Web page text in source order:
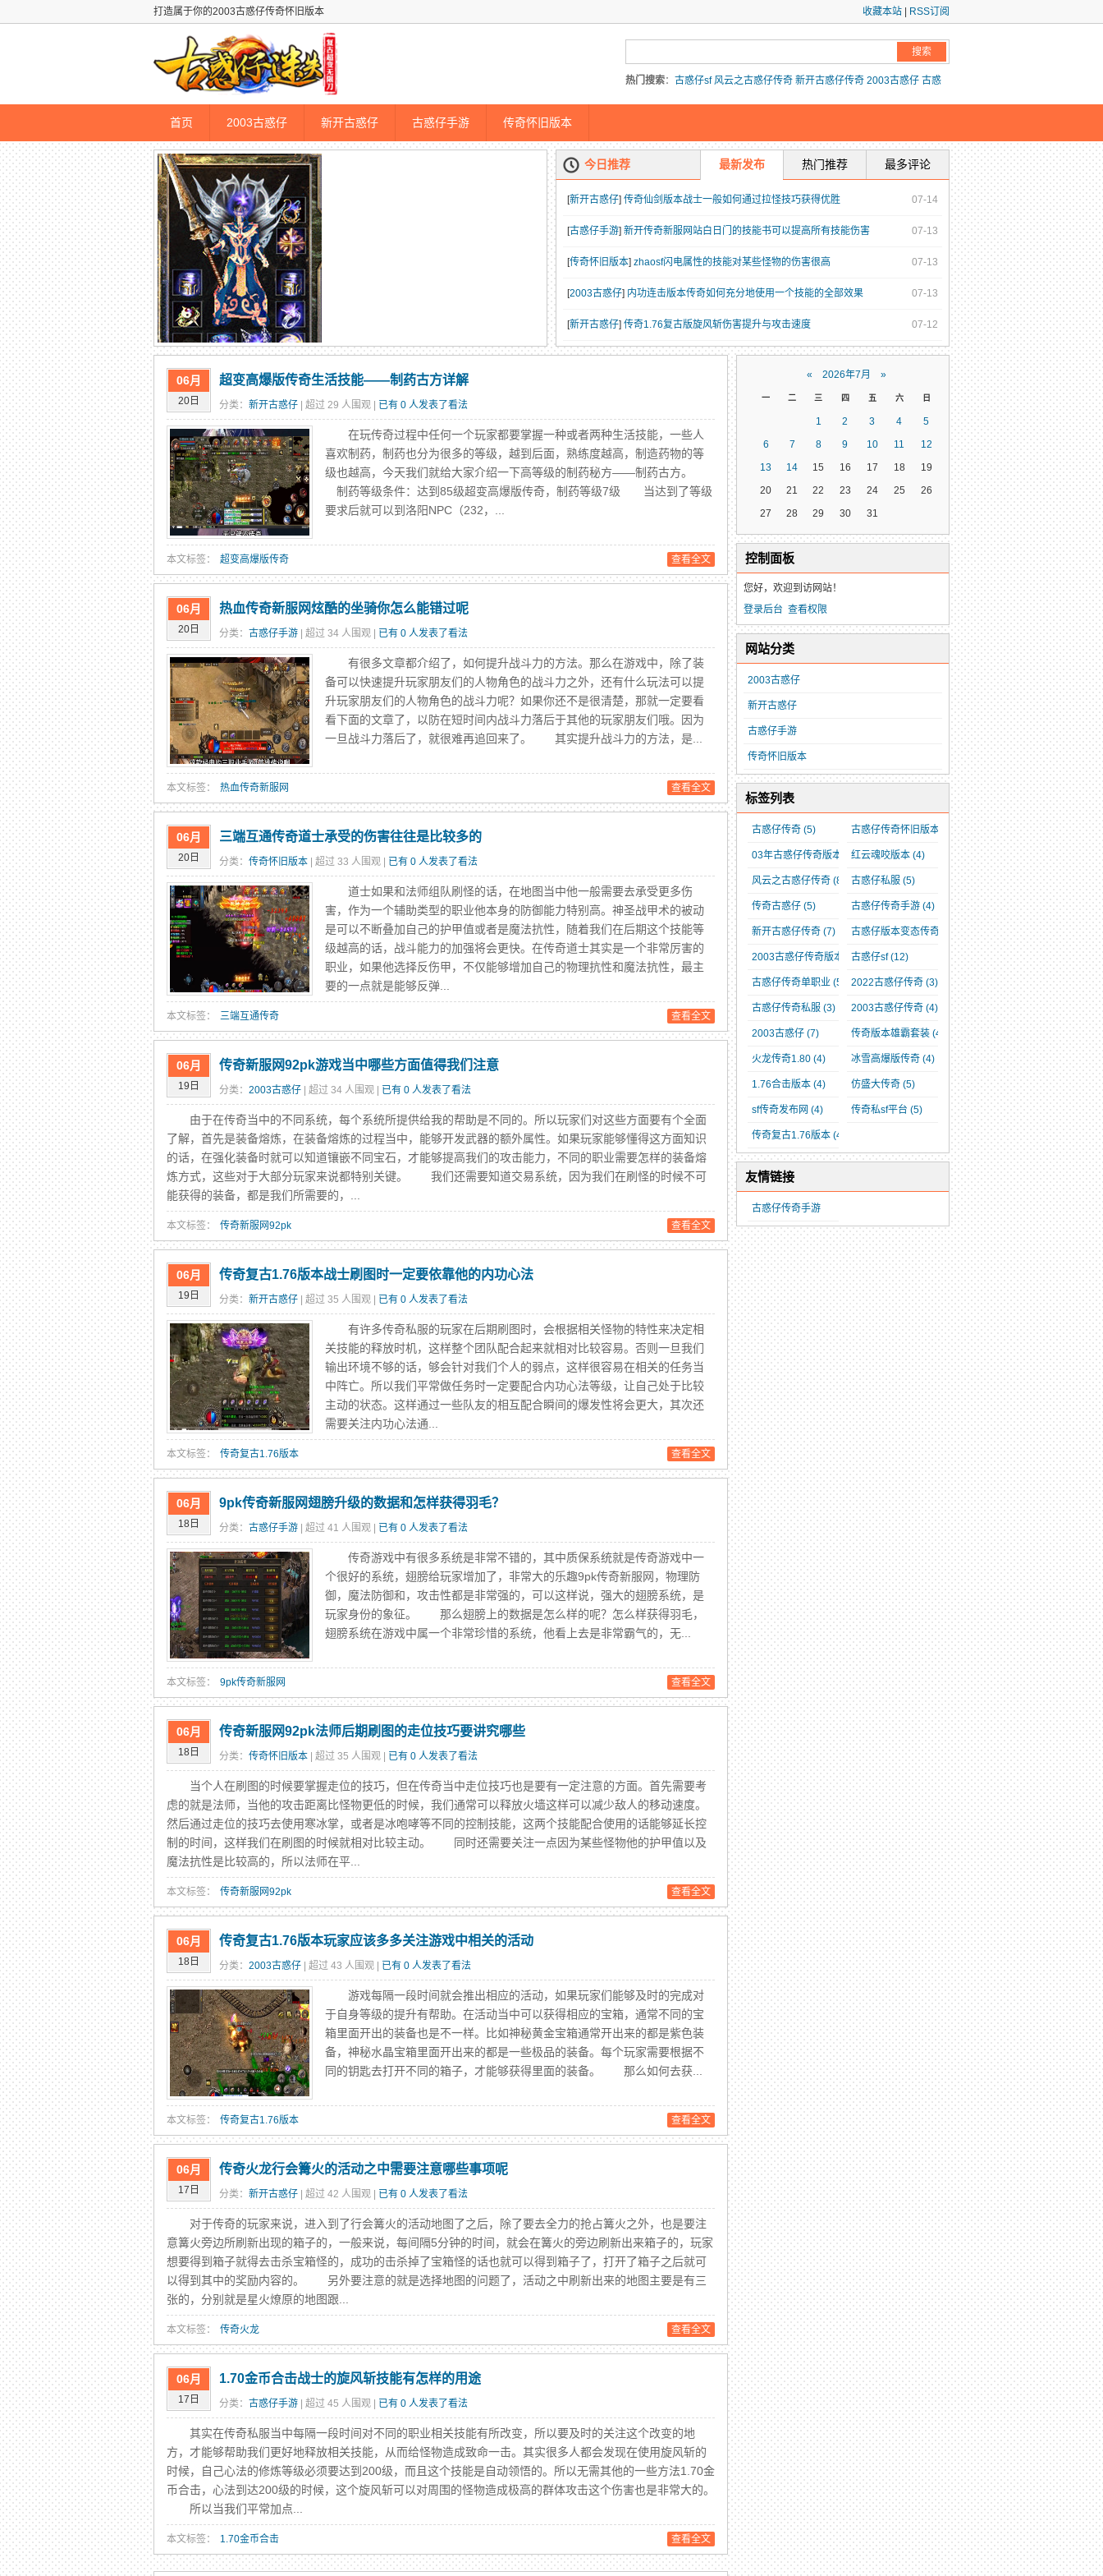
收藏本站 RSS订阅
打造属于你的2003古惑仔传奇怀旧版本
热门搜索： 古惑仔sf 风云之古惑仔传奇 新开古惑仔传奇 2003古惑仔 古惑
首页 2003古惑仔 新开古惑仔 古惑仔手游 传奇怀旧版本
古惑仔传奇
今日推荐 最多评论
热门推荐
最新发布
07-14
[新开古惑仔] 传奇仙剑版本战士一般如何通过拉怪技巧获得优胜
07-13
[古惑仔手游] 新开传奇新服网站白日门的技能书可以提高所有技能伤害
07-13
[传奇怀旧版本] zhaosf闪电属性的技能对某些怪物的伤害很高
07-13
[2003古惑仔] 内功连击版本传奇如何充分地使用一个技能的全部效果
07-12
[新开古惑仔] 传奇1.76复古版旋风斩伤害提升与攻击速度
07-12
[古惑仔手游]1.76复古出啊你去如何在团队当中发挥出自身的优势
07-11
[2003古惑仔]传奇仿盛大如何更快地在地图中爆出极品装备
07-11
[新开古惑仔] 英雄合击发布网站实用性很强的升级方法，你不可不知！
[古惑仔手游 沉默传奇单职业龙虎战队争霸赛的比赛都是何时进行的呢
06月
20日
超变高爆版传奇生活技能——制药古方详解
分类： 新开古惑仔 | 超过 29 人围观 | 已有 0 人发表了看法
在玩传奇过程中任何一个玩家都要掌握一种或者两种生活技能，一些人
喜欢制药，制药也分为很多的等级，越到后面，熟练度越高，制造药物的等
级也越高，今天我们就给大家介绍一下高等级的制药秘方——制药古方。
制药等级条件：达到85级超变高爆版传奇，制药等级7级 当达到了等级
要求后就可以到洛阳NPC（232，...
查看全文
本文标签： 超变高爆版传奇
06月
20日
热血传奇新服网炫酷的坐骑你怎么能错过呢
分类： 古惑仔手游 | 超过 34 人围观 | 已有 0 人发表了看法
有很多文章都介绍了，如何提升战斗力的方法。那么在游戏中，除了装
备可以快速提升玩家朋友们的人物角色的战斗力之外，还有什么玩法可以提
升玩家朋友们的人物角色的战斗力呢？如果你还不是很清楚，那就一定要看
看下面的文章了，以防在短时间内战斗力落后于其他的玩家朋友们哦。因为
一旦战斗力落后了，就很难再追回来了。 其实提升战斗力的方法，是...
查看全文
本文标签： 热血传奇新服网
06月
20日
三端互通传奇道士承受的伤害往往是比较多的
分类： 传奇怀旧版本 | 超过 33 人围观 | 已有 0 人发表了看法
道士如果和法师组队刷怪的话，在地图当中他一般需要去承受更多伤
害，作为一个辅助类型的职业他本身的防御能力特别高。神圣战甲术的被动
是可以不断叠加自己的护甲值或者是魔法抗性，随着我们在后期这个技能等
级越高的话，战斗能力的加强将会更快。在传奇道士其实是一个非常厉害的
职业，如果他选择反伤甲，不仅能够增加自己的物理抗性和魔法抗性，最主
要的一点就是能够反弹...
查看全文
本文标签： 三端互通传奇
06月
19日
传奇新服网92pk游戏当中哪些方面值得我们注意
分类： 2003古惑仔 | 超过 34 人围观 | 已有 0 人发表了看法
由于在传奇当中的不同系统，每个系统所提供给我的帮助是不同的。所以玩家们对这些方面要有个全面
了解，首先是装备熔炼，在装备熔炼的过程当中，能够开发武器的额外属性。如果玩家能够懂得这方面知识
的话，在强化装备时就可以知道镶嵌不同宝石，才能够提高我们的攻击能力，不同的职业需要怎样的装备熔
炼方式，这些对于大部分玩家来说都特别关键。 我们还需要知道交易系统，因为我们在刷怪的时候不可
能获得的装备，都是我们所需要的，...
查看全文
本文标签： 传奇新服网92pk
06月
19日
传奇复古1.76版本战士刷图时一定要依靠他的内功心法
分类： 新开古惑仔 | 超过 35 人围观 | 已有 0 人发表了看法
有许多传奇私服的玩家在后期刷图时，会根据相关怪物的特性来决定相
关技能的释放时机，这样整个团队配合起来就相对比较容易。否则一旦我们
输出环境不够的话，够会针对我们个人的弱点，这样很容易在相关的任务当
中阵亡。所以我们平常做任务时一定要配合内功心法等级，让自己处于比较
主动的状态。这样通过一些队友的相互配合瞬间的爆发性将会更大，其次还
需要关注内功心法通...
查看全文
本文标签： 传奇复古1.76版本
06月
18日
9pk传奇新服网翅膀升级的数据和怎样获得羽毛？
分类： 古惑仔手游 | 超过 41 人围观 | 已有 0 人发表了看法
传奇游戏中有很多系统是非常不错的，其中质保系统就是传奇游戏中一
个很好的系统，翅膀给玩家增加了，非常大的乐趣9pk传奇新服网，物理防
御，魔法防御和，攻击性都是非常强的，可以这样说，强大的翅膀系统，是
玩家身份的象征。 那么翅膀上的数据是怎么样的呢？怎么样获得羽毛，
翅膀系统在游戏中属一个非常珍惜的系统，他看上去是非常霸气的，无...
查看全文
本文标签： 9pk传奇新服网
06月
18日
传奇新服网92pk法师后期刷图的走位技巧要讲究哪些
分类： 传奇怀旧版本 | 超过 35 人围观 | 已有 0 人发表了看法
当个人在刷图的时候要掌握走位的技巧，但在传奇当中走位技巧也是要有一定注意的方面。首先需要考
虑的就是法师，当他的攻击距离比怪物更低的时候，我们通常可以释放火墙这样可以减少敌人的移动速度。
然后通过走位的技巧去使用寒冰掌，或者是冰咆哮等不同的控制技能，这两个技能配合使用的话能够延长控
制的时间，这样我们在刷图的时候就相对比较主动。 同时还需要关注一点因为某些怪物他的护甲值以及
魔法抗性是比较高的，所以法师在平...
查看全文
本文标签： 传奇新服网92pk
06月
18日
传奇复古1.76版本玩家应该多多关注游戏中相关的活动
分类： 2003古惑仔 | 超过 43 人围观 | 已有 0 人发表了看法
游戏每隔一段时间就会推出相应的活动，如果玩家们能够及时的完成对
于自身等级的提升有帮助。在活动当中可以获得相应的宝箱，通常不同的宝
箱里面开出的装备也是不一样。比如神秘黄金宝箱通常开出来的都是紫色装
备，神秘水晶宝箱里面开出来的都是一些极品的装备。每个玩家需要根据不
同的钥匙去打开不同的箱子，才能够获得里面的装备。 那么如何去获...
查看全文
本文标签： 传奇复古1.76版本
06月
17日
传奇火龙行会篝火的活动之中需要注意哪些事项呢
分类： 新开古惑仔 | 超过 42 人围观 | 已有 0 人发表了看法
对于传奇的玩家来说，进入到了行会篝火的活动地图了之后，除了要去全力的抢占篝火之外，也是要注
意篝火旁边所刷新出现的箱子的，一般来说，每间隔5分钟的时间，就会在篝火的旁边刷新出来箱子的，玩家
想要得到箱子就得去击杀宝箱怪的，成功的击杀掉了宝箱怪的话也就可以得到箱子了，打开了箱子之后就可
以得到其中的奖励内容的。 另外要注意的就是选择地图的问题了，活动之中刷新出来的地图主要是有三
张的，分别就是星火燎原的地图跟...
查看全文
本文标签： 传奇火龙
06月
17日
1.70金币合击战士的旋风斩技能有怎样的用途
分类： 古惑仔手游 | 超过 45 人围观 | 已有 0 人发表了看法
其实在传奇私服当中每隔一段时间对不同的职业相关技能有所改变，所以要及时的关注这个改变的地
方，才能够帮助我们更好地释放相关技能，从而给怪物造成致命一击。其实很多人都会发现在使用旋风斩的
时候，自己心法的修炼等级必须要达到200级，而且这个技能是自动领悟的。所以无需其他的一些方法1.70金
币合击，心法到达200级的时候，这个旋风斩可以对周围的怪物造成极高的群体攻击这个伤害也是非常大的。
所以当我们平常加点...
查看全文
本文标签： 1.70金币合击
« 2026年7月 »
一 二 三 四 五 六 日
1 2 3 4
5
6
7 8 9 10 11
12
13
14 15 16 17 18
19
20
21 22 23 24 25
26
27
28 29 30 31
控制面板
您好，欢迎到访网站！
登录后台 查看权限
网站分类
2003古惑仔
新开古惑仔
古惑仔手游
传奇怀旧版本
标签列表
古惑仔传奇(5) 古惑仔传奇怀旧版本
03年古惑仔传奇版本 (3)红云魂咬版本(4)
风云之古惑仔传奇(8) 古惑仔私服(5)
传奇古惑仔(5) 古惑仔传奇手游(4)
新开古惑仔传奇(7) 古惑仔版本变态传奇
2003古惑仔传奇版本 (5)
古惑仔sf(12)
古惑仔传奇单职业(5) 2022古惑仔传奇(3)
古惑仔传奇私服(3) 2003古惑仔传奇(4)
2003古惑仔(7) 传奇版本雄霸套装(4)
火龙传奇1.80(4) 冰雪高爆版传奇(4)
1.76合击版本(4) 仿盛大传奇(5)
sf传奇发布网 (4) 传奇私sf平台 (5)
传奇复古1.76版本(4)
友情链接
古惑仔传奇手游